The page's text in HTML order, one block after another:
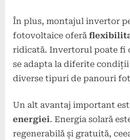
În plus, montajul invertor
fotovoltaice oferă
ridicată. Invertorul poate fi
se adapta la diferite
diverse tipuri de panouri
Un alt avantaj important
energiei. Energia solară
regenerabilă și gratuită,